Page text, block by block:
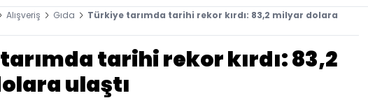
Alışveriş Gıda
Türkiye tarımda tarihi rekor kırdı: 83,2 milyar dolara
tarihi rekor kırdı: 83,2
ulaştı